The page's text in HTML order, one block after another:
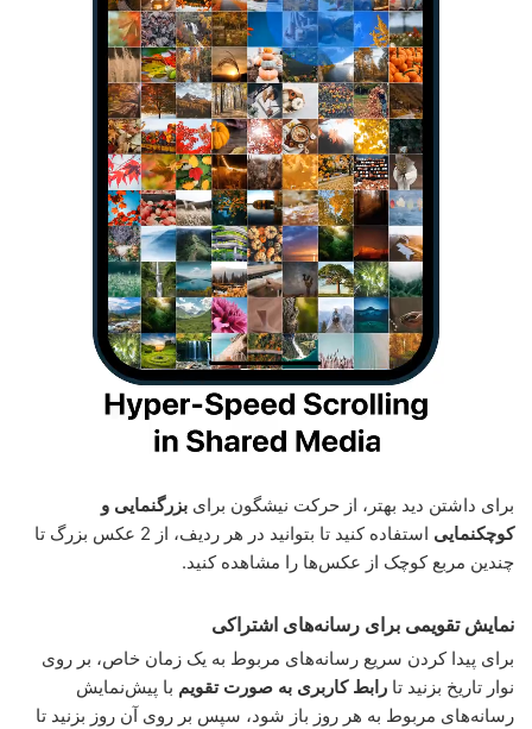
برای داشتن دید بهتر، از حرکت نیشگون برای بزرگنمایی و
کوچکنمایی
استفاده کنید تا بتوانید در هر ردیف، از 2 عکس بزرگ تا
چندین مربع کوچک از عکس‌ها را مشاهده کنید.
نمایش تقویمی برای رسانه‌های اشتراکی
برای پیدا کردن سریع رسانه‌های مربوط به یک زمان خاص، بر روی
نوار تاریخ بزنید تا رابط کاربری به صورت تقویم با پیش‌نمایش
رسانه‌های مربوط به هر روز باز شود، سپس بر روی آن روز بزنید تا